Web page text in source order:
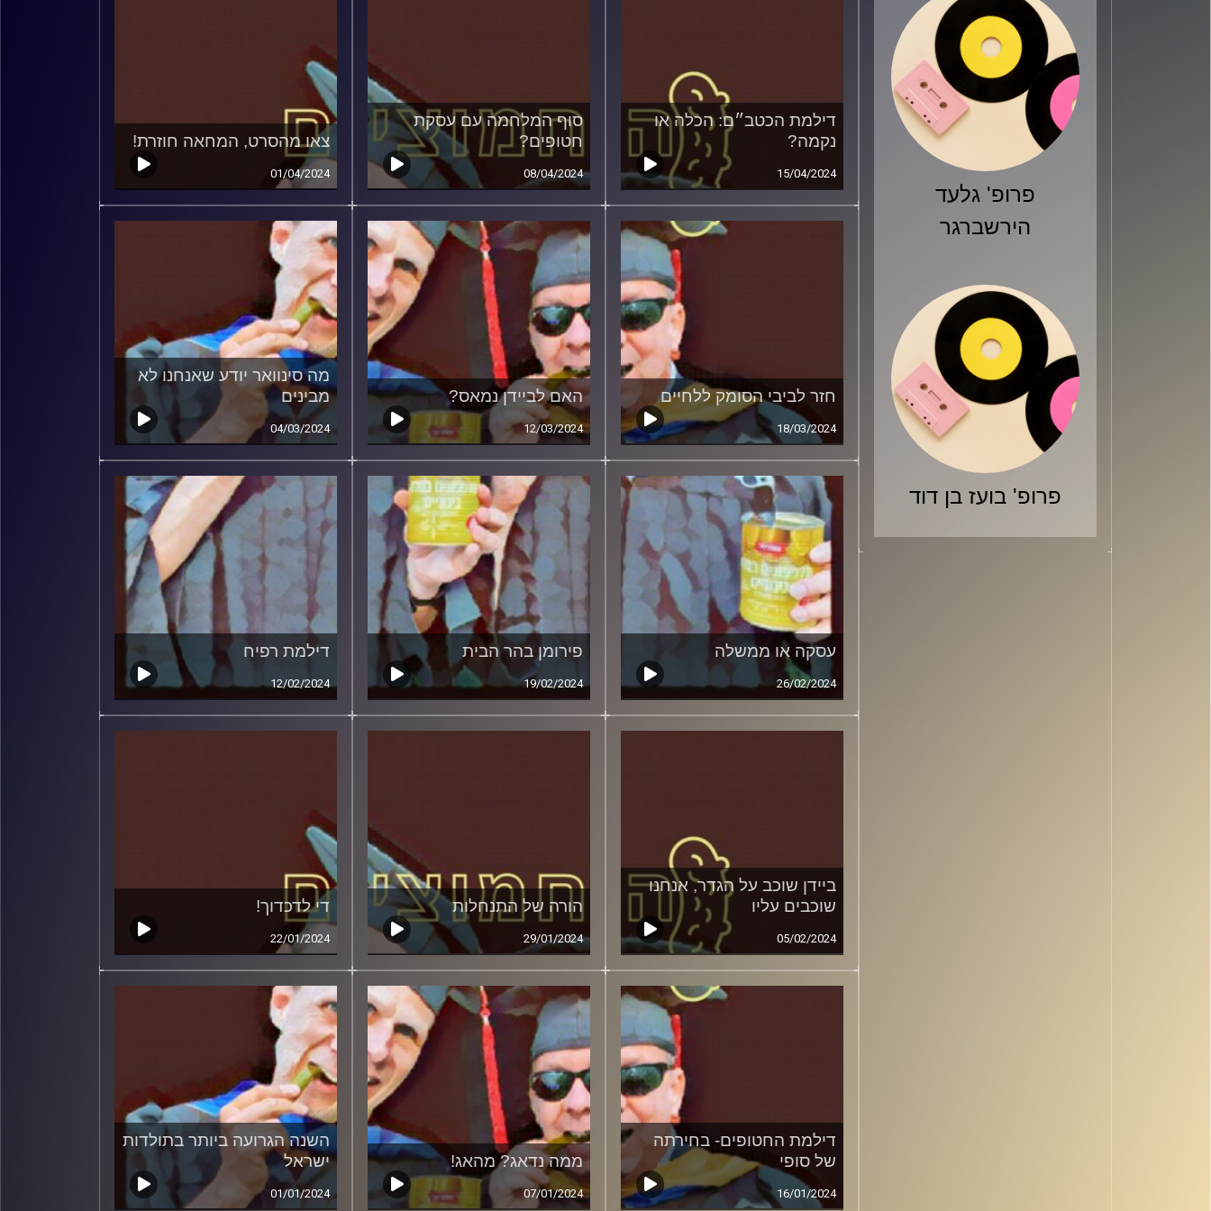
פרופ' גלעד
הירשברגר
פרופ' בועז בן דוד
דילמת הכטב״ם: הכלה או
נקמה?
15/04/2024
סוף המלחמה עם עסקת
חטופים?
08/04/2024
צאו מהסרט, המחאה חוזרת!
01/04/2024
חזר לביבי הסומק ללחיים
18/03/2024
האם לביידן נמאס?
12/03/2024
מה סינוואר יודע שאנחנו לא
מבינים
04/03/2024
עסקה או ממשלה
26/02/2024
פירומן בהר הבית
19/02/2024
דילמת רפיח
12/02/2024
ביידן שוכב על הגדר, אנחנו
שוכבים עליו
05/02/2024
הורה של התנחלות
29/01/2024
די לדכדוך!
22/01/2024
דילמת החטופים- בחירתה
של סופי
16/01/2024
ממה נדאג? מהאג!
07/01/2024
השנה הגרועה ביותר בתולדות
ישראל
01/01/2024